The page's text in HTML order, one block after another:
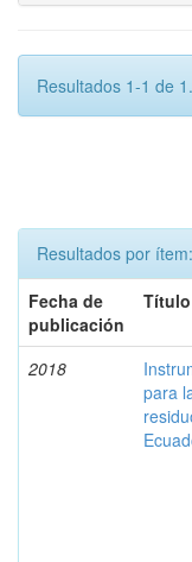
Resultados 1-1 de 1.
Resultados por ítem:
Fecha de
publicación
Título
2018
para